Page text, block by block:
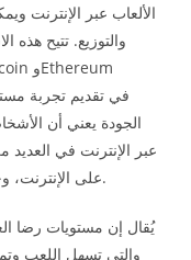
الألعاب عبر الإنترنت
والتوزيع. تتيح هذه
الجودة يعني أن
على الإنترنت، وخاصة تلك التي تناسب المحترفين الأمريكيين.
يُقال إن مستويات رضا